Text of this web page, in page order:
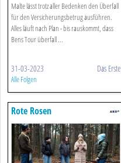
Malte lässt trotz aller Bedenken den Überfall
für den Versicherungsbetrug ausführen.
Alles läuft nach Plan - bis rauskommt, dass
Bens Tour überfall ...
31-03-2023 Das Erste
Alle Folgen
Rote Rosen